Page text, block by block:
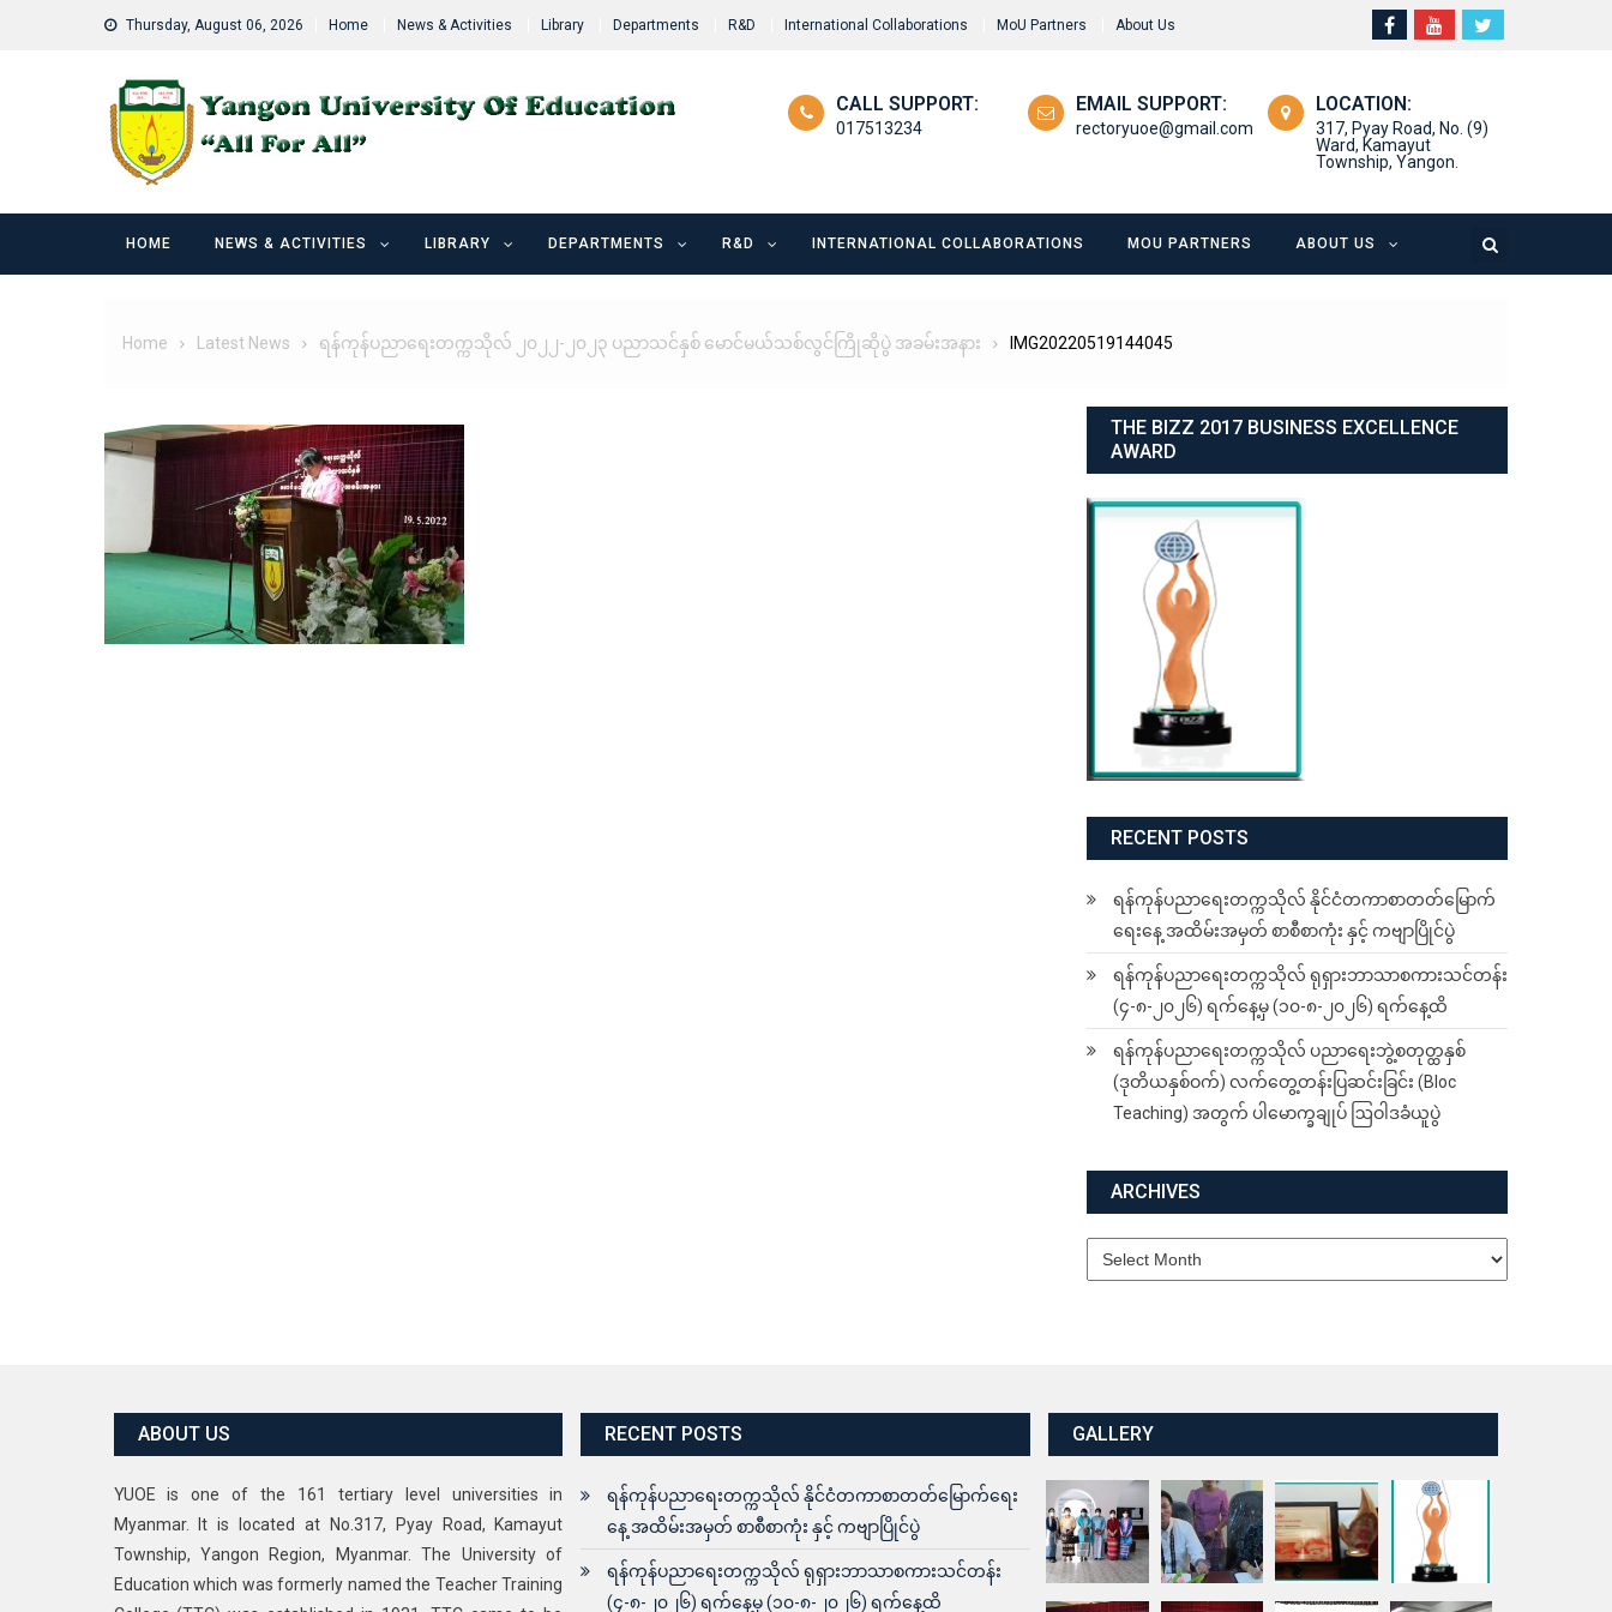
Thursday, August 06, 2026 Home News & Activities Library Departments R&D International Collaborations MoU Partners About Us
CALL SUPPORT:
017513234
EMAIL SUPPORT:
rectoryuoe@gmail.com
LOCATION:
317, Pyay Road, No. (9)
Ward, Kamayut
Township, Yangon.
HOME NEWS & ACTIVITIES LIBRARY DEPARTMENTS R&D INTERNATIONAL COLLABORATIONS MOU PARTNERS ABOUT US
Home Latest News ရန်ကုန်ပညာရေးတက္ကသိုလ် ၂၀၂၂-၂၀၂၃ ပညာသင်နှစ် မောင်မယ်သစ်လွင်ကြိုဆိုပွဲ အခမ်းအနား IMG20220519144045
THE BIZZ 2017 BUSINESS EXCELLENCE
AWARD
RECENT POSTS
ရန်ကုန်ပညာရေးတက္ကသိုလ် နိုင်ငံတကာစာတတ်မြောက်
ရေးနေ့ အထိမ်းအမှတ် စာစီစာကုံး နှင့် ကဗျာပြိုင်ပွဲ
ရန်ကုန်ပညာရေးတက္ကသိုလ် ရုရှားဘာသာစကားသင်တန်း
(၄-၈-၂၀၂၆) ရက်နေ့မှ (၁၀-၈-၂၀၂၆) ရက်နေ့ထိ
ရန်ကုန်ပညာရေးတက္ကသိုလ် ပညာရေးဘွဲ့စတုတ္ထနှစ်
(ဒုတိယနှစ်ဝက်) လက်တွေ့တန်းပြဆင်းခြင်း (Bloc
Teaching) အတွက် ပါမောက္ခချုပ် ဩဝါဒခံယူပွဲ
ARCHIVES
Archives
ABOUT US
YUOE is one of the 161 tertiary level universities in
Myanmar. It is located at No.317, Pyay Road, Kamayut
Township, Yangon Region, Myanmar. The University of
Education which was formerly named the Teacher Training
RECENT POSTS
ရန်ကုန်ပညာရေးတက္ကသိုလ် နိုင်ငံတကာစာတတ်မြောက်ရေး
နေ့ အထိမ်းအမှတ် စာစီစာကုံး နှင့် ကဗျာပြိုင်ပွဲ
ရန်ကုန်ပညာရေးတက္ကသိုလ် ရုရှားဘာသာစကားသင်တန်း
(၄-၈-၂၀၂၆) ရက်နေ့မှ (၁၀-၈-၂၀၂၆) ရက်နေ့ထိ
GALLERY